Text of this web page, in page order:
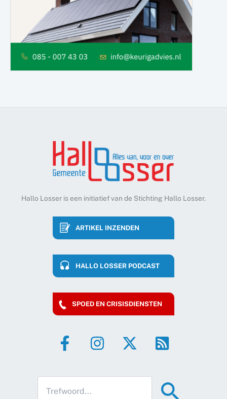
Hallo Losser is een initiatief van de Stichting Hallo Losser.
ARTIKEL INZENDEN
HALLO LOSSER PODCAST
SPOED EN CRISISDIENSTEN